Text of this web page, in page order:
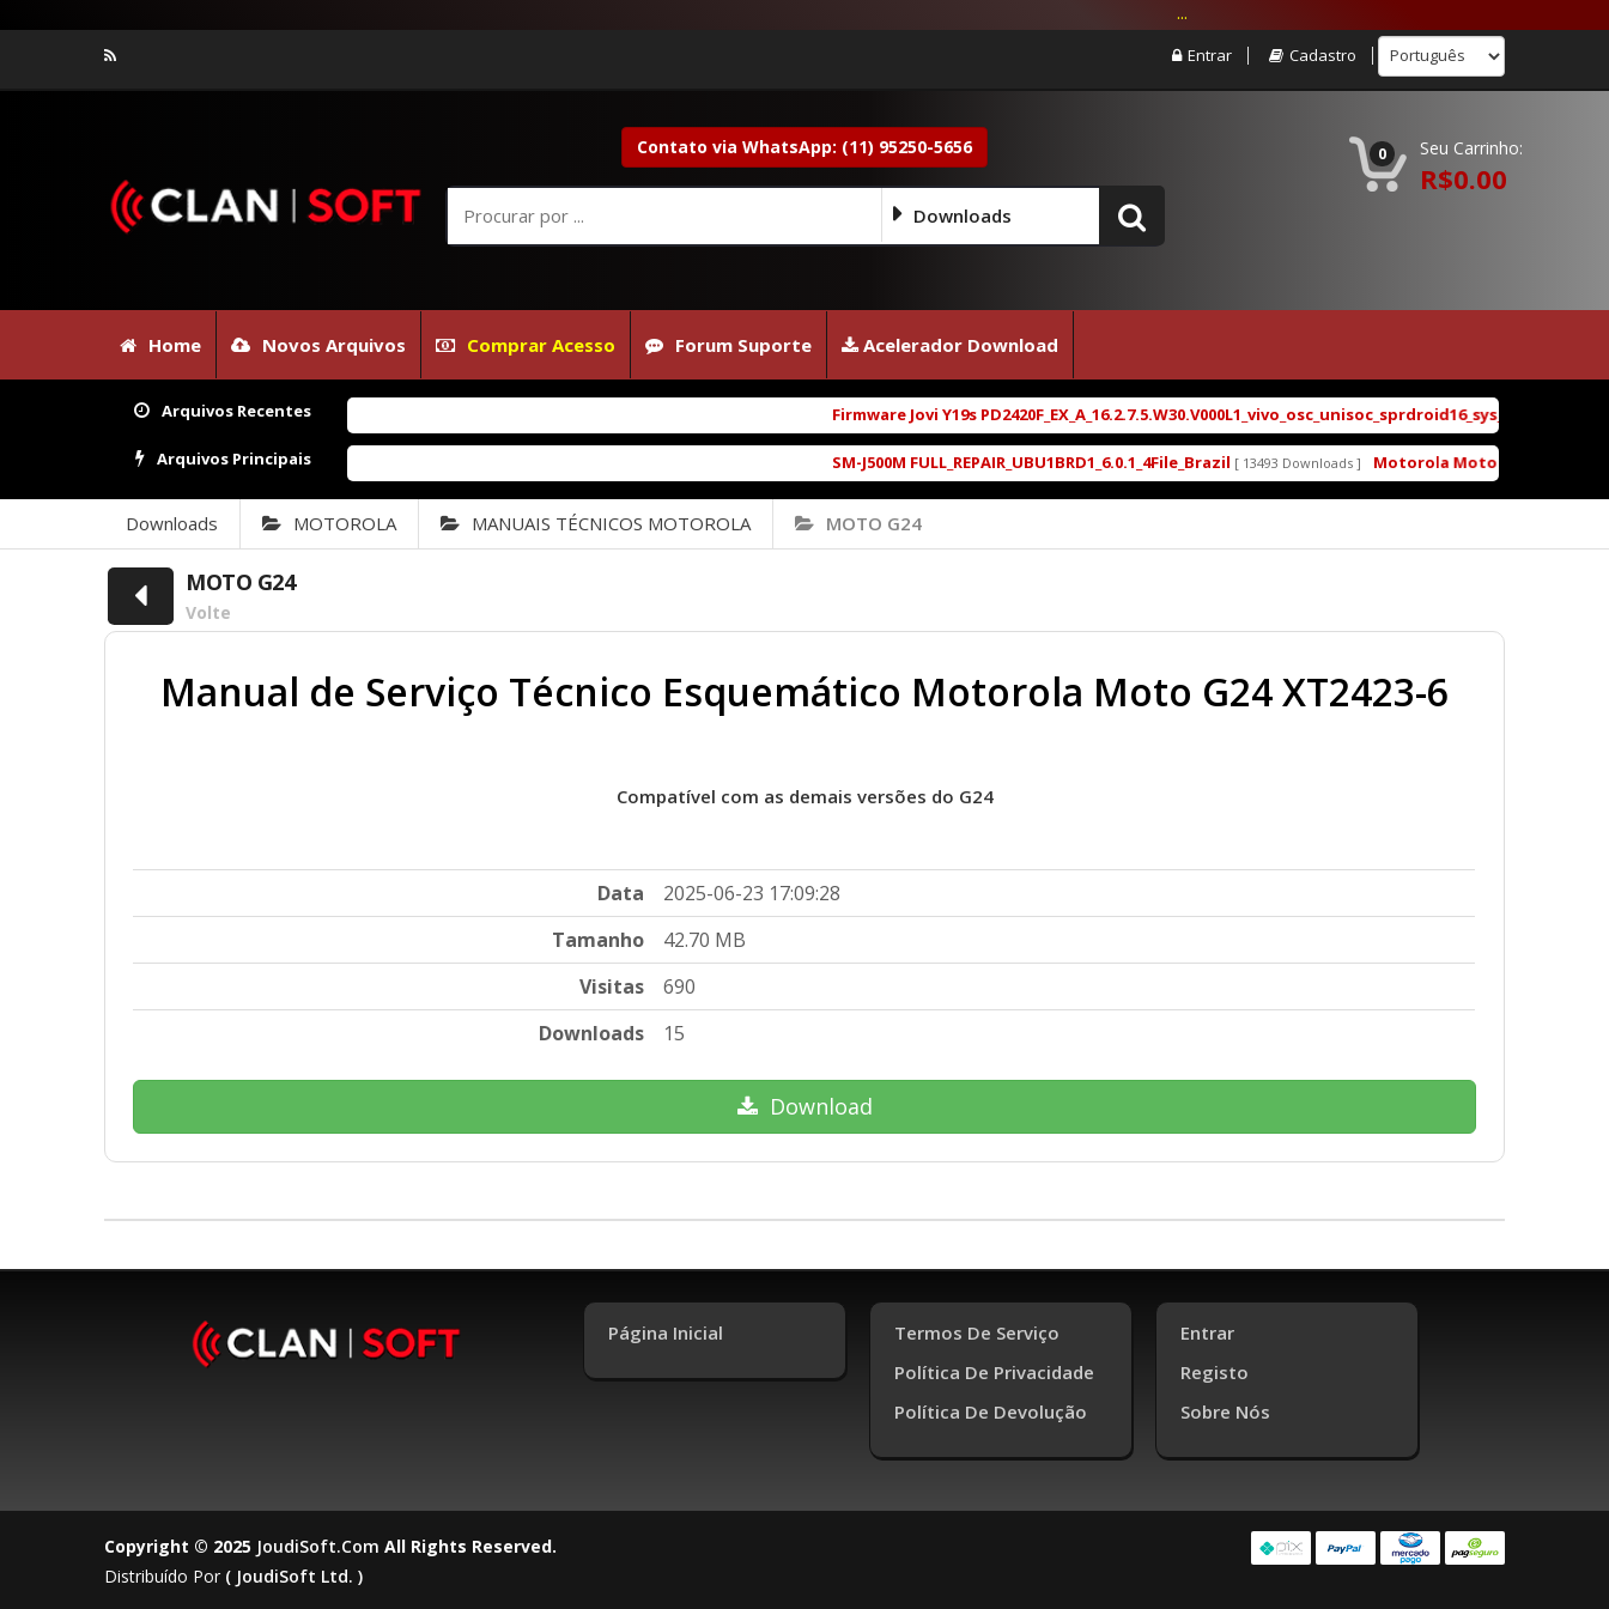
Entrar Cadastro
Contato via WhatsApp: (11) 95250-5656
Downloads
0 Seu Carrinho:
R$0.00
Home Novos Arquivos Comprar Acesso Forum Suporte Acelerador Download
Arquivos Recentes Firmware Jovi Y19s
Arquivos Principais SM-J500M FULL_REPAIR_UBU1BRD1_6.0.1_4File_Brazil [ 13493 Downloads ] Motorola Moto G5 XT1672 XT1671
Downloads MOTOROLA MANUAIS TÉCNICOS MOTOROLA MOTO G24
MOTO G24
Volte
Manual de Serviço Técnico Esquemático Motorola Moto G24 XT2423-6
Compatível com as demais versões do G24
Data
2025-06-23 17:09:28
Tamanho
42.70 MB
Visitas
690
Downloads
15
Download
Página Inicial
Termos De Serviço
Política De Privacidade
Política De Devolução
Entrar
Registo
Sobre Nós
Copyright © 2025 JoudiSoft.com All Rights Reserved.
Distribuído Por ( JoudiSoft Ltd. )